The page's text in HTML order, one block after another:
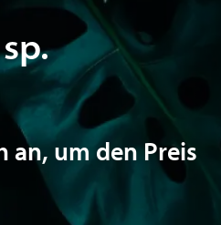
Leere Glocken
an, um den Preis